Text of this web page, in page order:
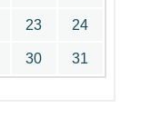
23 24
30 31